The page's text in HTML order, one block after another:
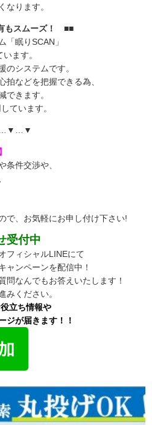
なります。
もスムーズ！ ■■
「眠りSCAN」
ます。
のシステムです。
拍などを把握できる為、
できます。
ています。
条件交渉や、
で、 お気軽にお申し付け下さい!
受付中
フィシャルLINEにて
ャンペーンを配信中！
問なんでもお答えいたします！
みください。
立ち情報や
ジが届きます！！